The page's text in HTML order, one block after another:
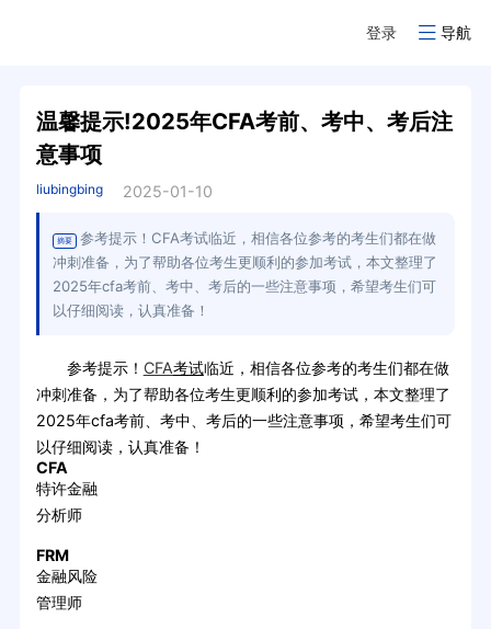
登录 导航
温馨提示!2025年CFA考前、考中、考后注
意事项
liubingbing 2025-01-10
摘要
参考提示！CFA考试临近，相信各位参考的考生们都在做
冲刺准备，为了帮助各位考生更顺利的参加考试，本文整理了
2025年cfa考前、考中、考后的一些注意事项，希望考生们可
以仔细阅读，认真准备！
参考提示！ CFA考试临近，相信各位参考的考生们都在做
冲刺准备，为了帮助各位考生更顺利的参加考试，本文整理了
2025年cfa考前、考中、考后的一些注意事项，希望考生们可
以仔细阅读，认真准备！
CFA
特许金融
分析师
FRM
金融风险
管理师